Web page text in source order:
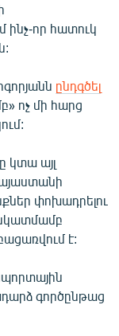
ինչ-որ հատուկ
ընդգծել
ոչ մի հարց
կտա այլ
փոխադրելու
նկատմամբ
է:
գործընթաց